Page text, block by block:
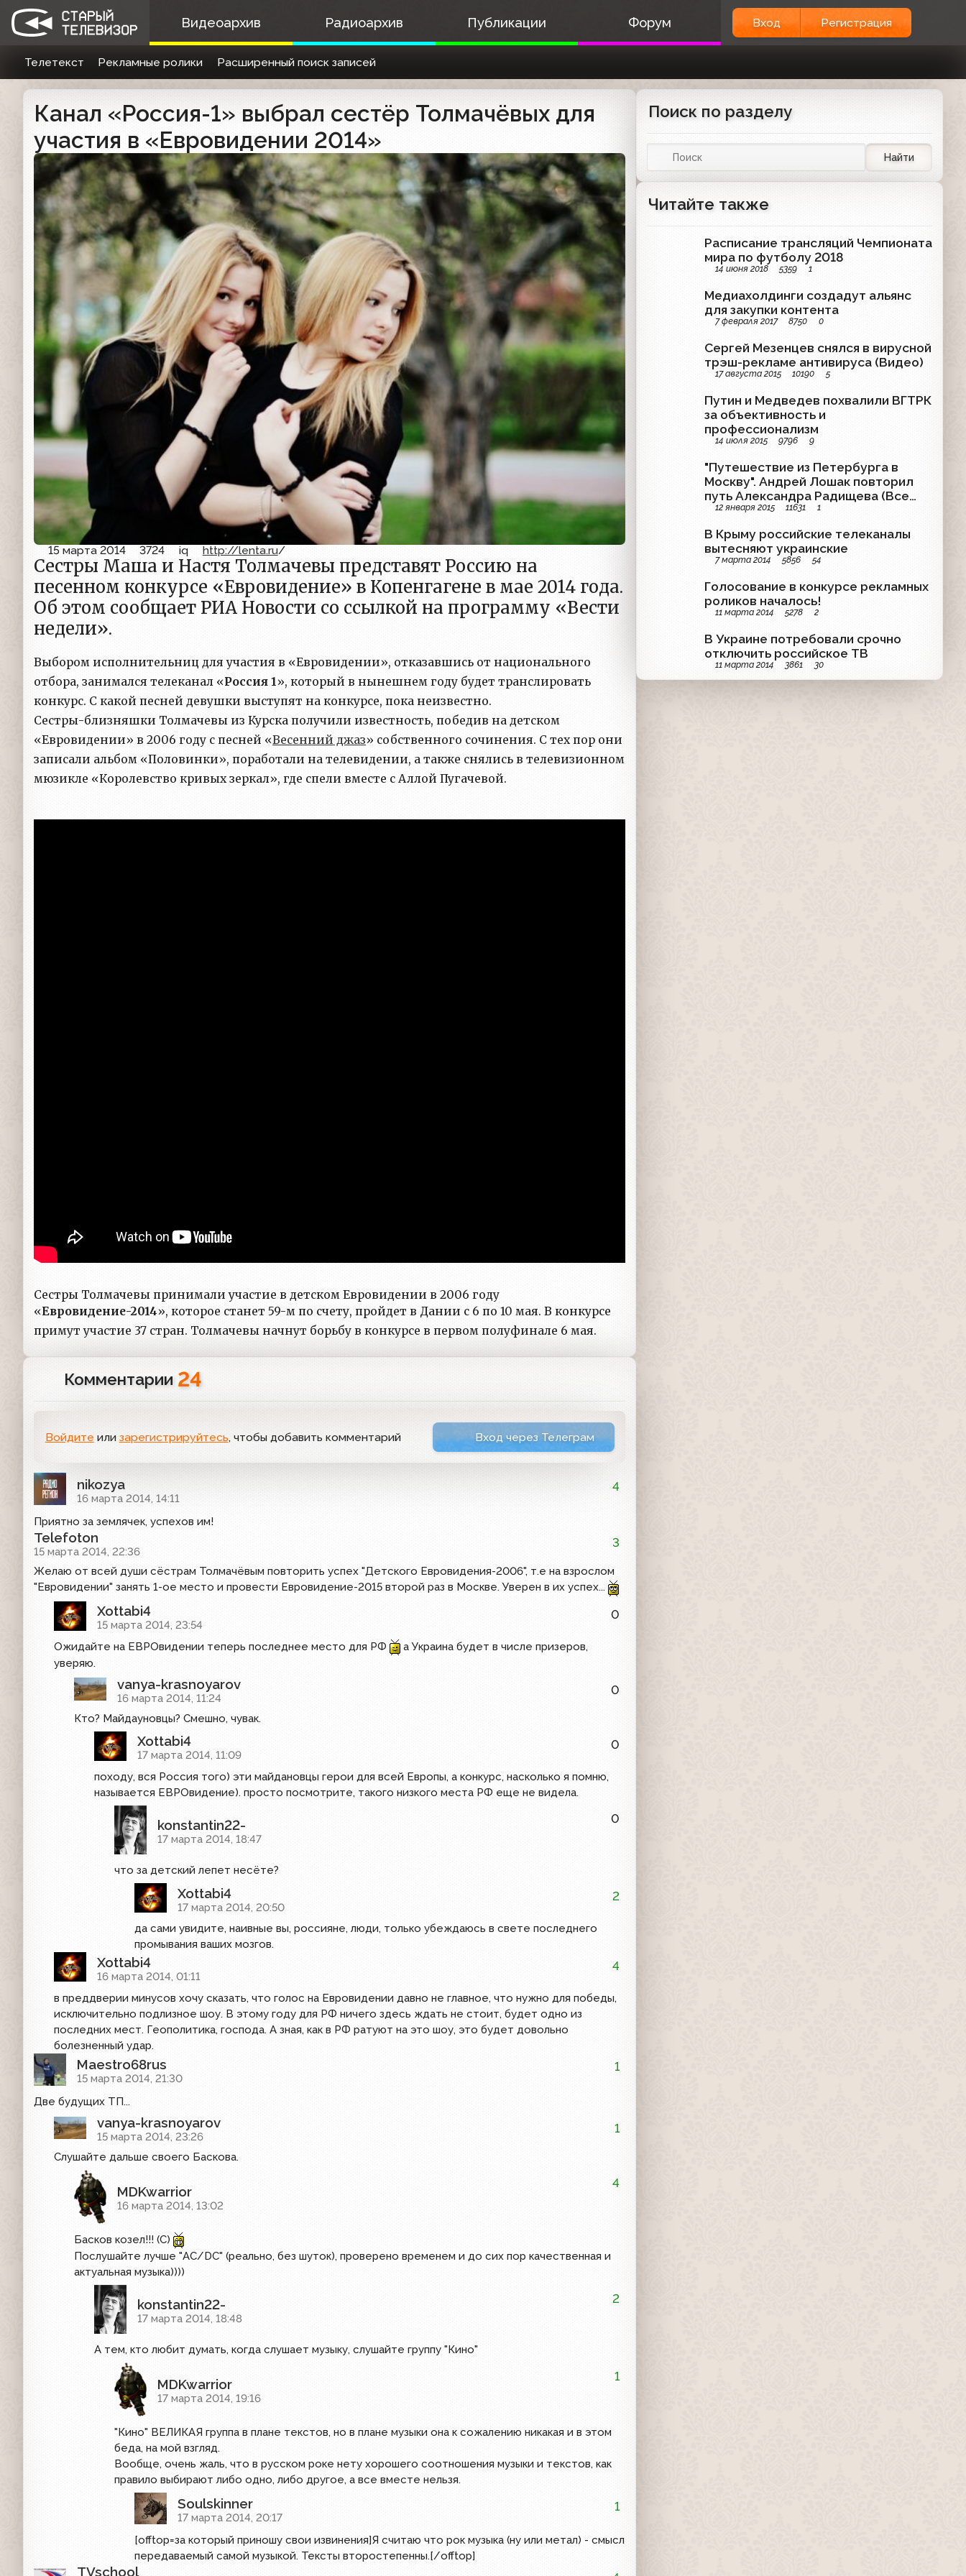
Видеоархив Радиоархив Публикации Форум Вход Регистрация
Телетекст Рекламные ролики Расширенный поиск записей
Канал «Россия-1» выбрал сестёр Толмачёвых для
участия в «Евровидении 2014»
15 марта 2014 3724 iq http://lenta.ru/
Сестры Маша и Настя Толмачевы представят Россию на
песенном конкурсе «Евровидение» в Копенгагене в мае 2014 года.
Об этом сообщает РИА Новости со ссылкой на программу «Вести
недели».
Выбором исполнительниц для участия в «Евровидении», отказавшись от национального
отбора, занимался телеканал «Россия 1», который в нынешнем году будет транслировать
конкурс. С какой песней девушки выступят на конкурсе, пока неизвестно.
Сестры-близняшки Толмачевы из Курска получили известность, победив на детском
«Евровидении» в 2006 году с песней «Весенний джаз» собственного сочинения. С тех пор они
записали альбом «Половинки», поработали на телевидении, а также снялись в телевизионном
мюзикле «Королевство кривых зеркал», где спели вместе с Аллой Пугачевой.
Сестры Толмачевы принимали участие в детском Евровидении в 2006 году
«Евровидение-2014», которое станет 59-м по счету, пройдет в Дании с 6 по 10 мая. В конкурсе
примут участие 37 стран. Толмачевы начнут борьбу в конкурсе в первом полуфинале 6 мая.
Комментарии 24
Войдите или зарегистрируйтесь, чтобы добавить комментарий Вход через Телеграм
nikozya
16 марта 2014, 14:11
4
Приятно за землячек, успехов им!
Telefoton
15 марта 2014, 22:36
3
Желаю от всей души сёстрам Толмачёвым повторить успех "Детского Евровидения-2006", т.е на взрослом
"Евровидении" занять 1-ое место и провести Евровидение-2015 второй раз в Москве. Уверен в их успех...
Xottabi4
15 марта 2014, 23:54
0
Ожидайте на ЕВРОвидении теперь последнее место для РФ
а Украина будет в числе призеров,
уверяю.
vanya-krasnoyarov
16 марта 2014, 11:24
0
Кто? Майдауновцы? Смешно, чувак.
Xottabi4
17 марта 2014, 11:09
0
походу, вся Россия того) эти майдановцы герои для всей Европы, а конкурс, насколько я помню,
называется ЕВРОвидение). просто посмотрите, такого низкого места РФ еще не видела.
konstantin22-
17 марта 2014, 18:47
0
что за детский лепет несёте?
Xottabi4
17 марта 2014, 20:50
2
да сами увидите, наивные вы, россияне, люди, только убеждаюсь в свете последнего
промывания ваших мозгов.
Xottabi4
16 марта 2014, 01:11
4
в преддверии минусов хочу сказать, что голос на Евровидении давно не главное, что нужно для победы,
исключительно подлизное шоу. В этому году для РФ ничего здесь ждать не стоит, будет одно из
последних мест. Геополитика, господа. А зная, как в РФ ратуют на это шоу, это будет довольно
болезненный удар.
Maestro68rus
15 марта 2014, 21:30
1
Две будущих ТП...
vanya-krasnoyarov
15 марта 2014, 23:26
1
Слушайте дальше своего Баскова.
MDKwarrior
16 марта 2014, 13:02
4
Басков козел!!! (С)
Послушайте лучше "AC/DC" (реально, без шуток), проверено временем и до сих пор качественная и
актуальная музыка))))
konstantin22-
17 марта 2014, 18:48
2
А тем, кто любит думать, когда слушает музыку, слушайте группу "Кино"
MDKwarrior
17 марта 2014, 19:16
1
"Кино" ВЕЛИКАЯ группа в плане текстов, но в плане музыки она к сожалению никакая и в этом
беда, на мой взгляд.
Вообще, очень жаль, что в русском роке нету хорошего соотношения музыки и текстов, как
правило выбирают либо одно, либо другое, а все вместе нельзя.
Soulskinner
17 марта 2014, 20:17
1
[offtop=за который приношу свои извинения]Я считаю что рок музыка (ну или метал) - смысл
передаваемый самой музыкой. Тексты второстепенны.[/offtop]
TVschool
Поиск по разделу
Найти
Читайте также
Расписание трансляций Чемпионата
мира по футболу 2018
14 июня 2018 5359 1
Медиахолдинги создадут альянс
для закупки контента
7 февраля 2017 8750 0
Сергей Мезенцев снялся в вирусной
трэш-рекламе антивируса (Видео)
17 августа 2015 10190 5
Путин и Медведев похвалили ВГТРК
за объективность и
профессионализм
14 июля 2015 9796 9
"Путешествие из Петербурга в
Москву". Андрей Лошак повторил
путь Александра Радищева (Все
выпуски)
12 января 2015 11631 1
В Крыму российские телеканалы
вытесняют украинские
7 марта 2014 5856 54
Голосование в конкурсе рекламных
роликов началось!
11 марта 2014 5278 2
В Украине потребовали срочно
отключить российское ТВ
11 марта 2014 3861 30